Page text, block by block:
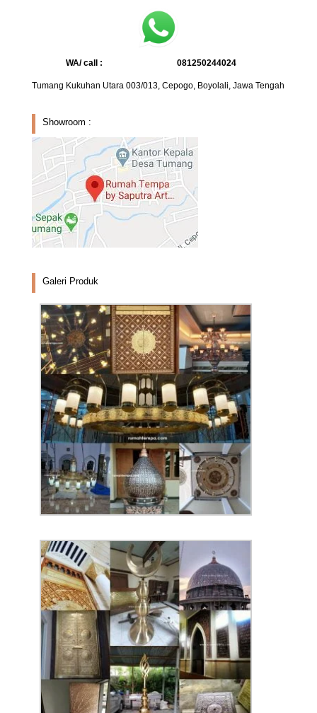
WA/ call : 081250244024
Tumang Kukuhan Utara 003/013, Cepogo, Boyolali, Jawa Tengah
Showroom :
Galeri Produk